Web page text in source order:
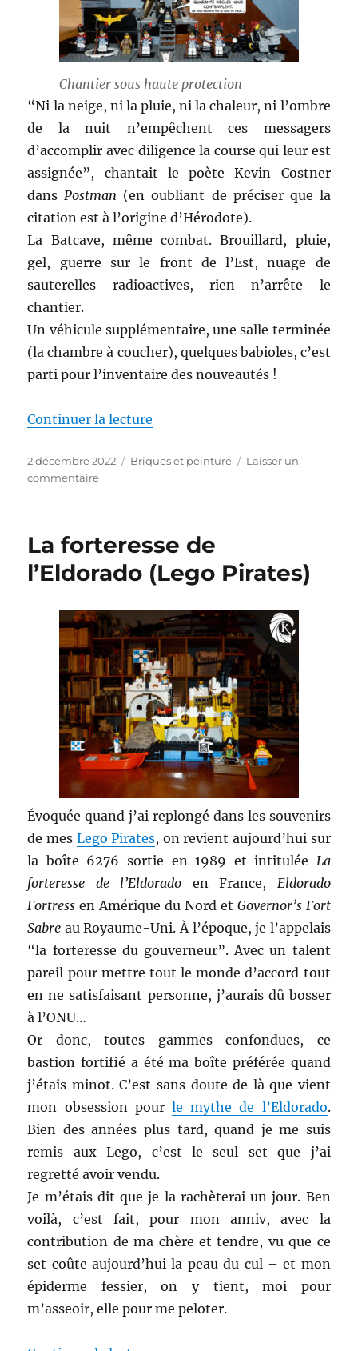
Chantier sous haute protection
“Ni la neige, ni la pluie, ni la chaleur, ni l’ombre
de la nuit n’empêchent ces messagers
d’accomplir avec diligence la course qui leur est
assignée”, chantait le poète Kevin Costner
dansPostman (en oubliant de préciser que la
citation est à l’origine d’Hérodote).
La Batcave, même combat. Brouillard, pluie,
gel, guerre sur le front de l’Est, nuage de
sauterelles radioactives, rien n’arrête le
chantier.
Un véhicule supplémentaire, une salle terminée
(la chambre à coucher), quelques babioles, c’est
parti pour l’inventaire des nouveautés !
Continuer la lecture
Publié
le
2 décembre 2022 Catégories
Briques et peinture
Laisser un
commentairesur
Batcave
–
8
La forteresse de
l’Eldorado (Lego Pirates)
Évoquée quand j’ai replongé dans les souvenirs
de mes Lego Pirates, on revient aujourd’hui sur
la boîte 6276 sortie en 1989 et intitulée La
forteresse de l’Eldorado en France, Eldorado
Fortress en Amérique du Nord et Governor’s Fort
Sabre au Royaume-Uni. À l’époque, je l’appelais
“la forteresse du gouverneur”. Avec un talent
pareil pour mettre tout le monde d’accord tout
en ne satisfaisant personne, j’aurais dû bosser
à l’ONU…
Or donc, toutes gammes confondues, ce
bastion fortifié a été ma boîte préférée quand
j’étais minot. C’est sans doute de là que vient
mon obsession pour le mythe de l’Eldorado.
Bien des années plus tard, quand je me suis
remis aux Lego, c’est le seul set que j’ai
regretté avoir vendu.
Je m’étais dit que je la rachèterai un jour. Ben
voilà, c’est fait, pour mon anniv, avec la
contribution de ma chère et tendre, vu que ce
set coûte aujourd’hui la peau du cul – et mon
épiderme fessier, on y tient, moi pour
m’asseoir, elle pour me peloter.